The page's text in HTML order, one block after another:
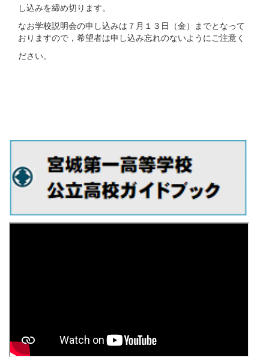
し込みを締め切ります。
なお学校説明会の申し込みは７月１３日（金）までとなって
おりますので，希望者は申し込み忘れのないようにご注意く
ださい。